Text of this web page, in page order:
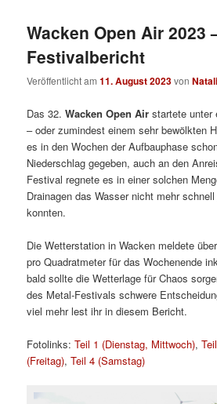
Wacken Open Air 2023
Festivalbericht
Veröffentlicht am11. August 2023von
Das 32.Wacken Open Air startete unter
– oder zumindest einem sehr bewölkten
es in den Wochen der Aufbauphase
Niederschlag gegeben, auch an den
Festival regnete es in einer solchen
Drainagen das Wasser nicht mehr
konnten.
Die Wetterstation in Wacken meldete
pro Quadratmeter für das Wochenende
bald sollte die Wetterlage für Chaos
des Metal-Festivals schwere
viel mehr lest ihr in diesem Bericht.
Fotolinks:Teil 1 (Dienstag, Mittwoch),
(Freitag),Teil 4 (Samstag)